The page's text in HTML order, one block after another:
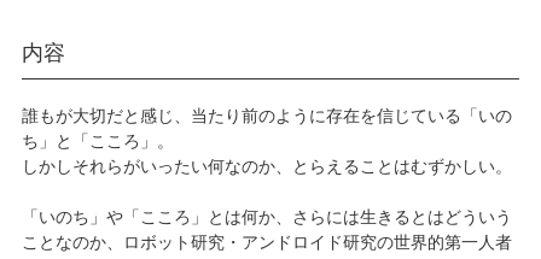
内容
誰もが大切だと感じ、当たり前のように存在を信じている「いの
ち」と「こころ」。
しかしそれらがいったい何なのか、とらえることはむずかしい。
「いのち」や「こころ」とは何か、さらには生きるとはどういう
ことなのか、ロボット研究・アンドロイド研究の世界的第一人者